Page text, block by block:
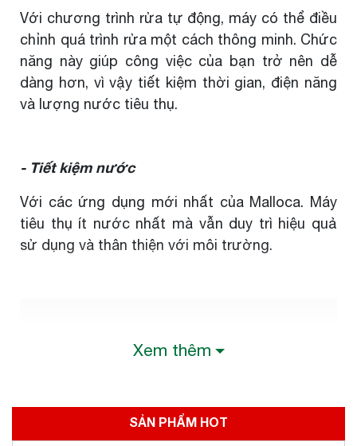
Với chương trình rửa tự động, máy có thể điều
chỉnh quá trình rửa một cách thông minh. Chức
năng này giúp công việc của bạn trở nên dễ
dàng hơn, vì vậy tiết kiệm thời gian, điện năng
và lượng nước tiêu thụ.
- Tiết kiệm nước
Với các ứng dụng mới nhất của Malloca. Máy
tiêu thụ ít nước nhất mà vẫn duy trì hiệu quả
sử dụng và thân thiện với môi trường.
Xem thêm
SẢN PHẨM HOT